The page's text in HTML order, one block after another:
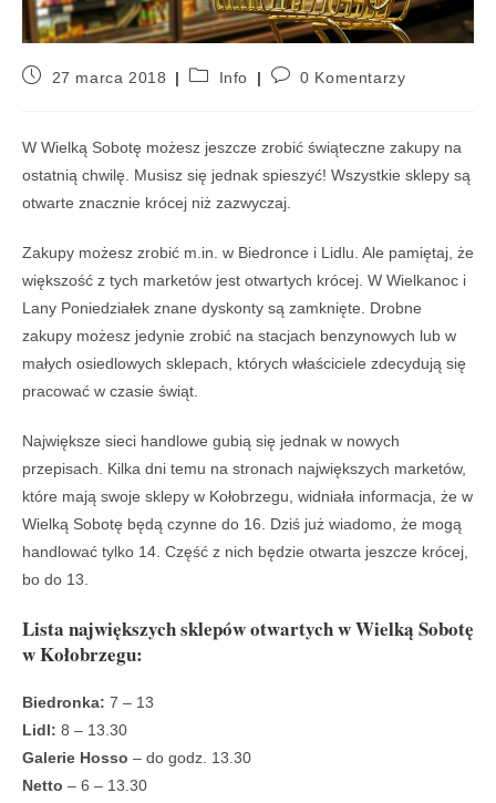
27 marca 2018 Info 0 Komentarzy
W Wielką Sobotę możesz jeszcze zrobić świąteczne zakupy na
ostatnią chwilę. Musisz się jednak spieszyć! Wszystkie sklepy są
otwarte znacznie krócej niż zazwyczaj.
Zakupy możesz zrobić m.in. w Biedronce i Lidlu. Ale pamiętaj, że
większość z tych marketów jest otwartych krócej. W Wielkanoc i
Lany Poniedziałek znane dyskonty są zamknięte. Drobne
zakupy możesz jedynie zrobić na stacjach benzynowych lub w
małych osiedlowych sklepach, których właściciele zdecydują się
pracować w czasie świąt.
Największe sieci handlowe gubią się jednak w nowych
przepisach. Kilka dni temu na stronach największych marketów,
które mają swoje sklepy w Kołobrzegu, widniała informacja, że w
Wielką Sobotę będą czynne do 16. Dziś już wiadomo, że mogą
handlować tylko 14. Część z nich będzie otwarta jeszcze krócej,
bo do 13.
Lista największych sklepów otwartych w Wielką Sobotę
w Kołobrzegu:
Biedronka: 7 – 13
Lidl: 8 – 13.30
Galerie Hosso – do godz. 13.30
Netto – 6 – 13.30